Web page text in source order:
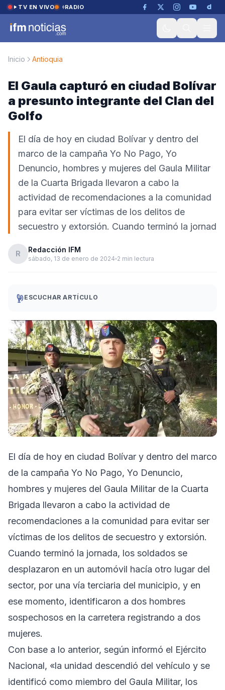
Saltar al contenido
TV EN VIVO RADIO
Inicio Antioquia
El Gaula capturó en ciudad Bolívar
a presunto integrante del Clan del
Golfo
El día de hoy en ciudad Bolívar y dentro del
marco de la campaña Yo No Pago, Yo
Denuncio, hombres y mujeres del Gaula Militar
de la Cuarta Brigada llevaron a cabo la
actividad de recomendaciones a la comunidad
para evitar ser víctimas de los delitos de
secuestro y extorsión. Cuando terminó la jornad
R Redacción IFM
sábado, 13 de enero de 2024 2 min lectura
ESCUCHAR ARTÍCULO
El día de hoy en ciudad Bolívar y dentro del marco
de la campaña Yo No Pago, Yo Denuncio,
hombres y mujeres del Gaula Militar de la Cuarta
Brigada llevaron a cabo la actividad de
recomendaciones a la comunidad para evitar ser
víctimas de los delitos de secuestro y extorsión.
Cuando terminó la jornada, los soldados se
desplazaron en un automóvil hacía otro lugar del
sector, por una vía terciaria del municipio, y en
ese momento, identificaron a dos hombres
sospechosos en la carretera registrando a dos
mujeres.
Con base a lo anterior, según informó el Ejército
Nacional, «la unidad descendió del vehículo y se
identificó como miembro del Gaula Militar, los